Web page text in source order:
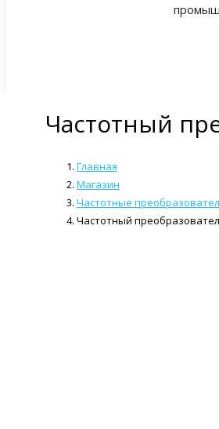
Частотный
Главная
Магазин
Частотные
Частотный